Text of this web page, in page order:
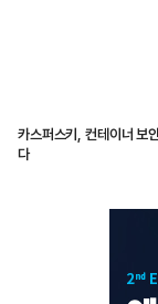
카스퍼스키, 컨테이너 보
다